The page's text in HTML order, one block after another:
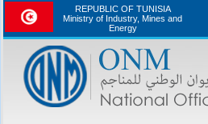
REPUBLIC OF TUNISIA
Ministry of Industry, Mines and
Energy